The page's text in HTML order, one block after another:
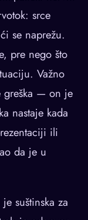
srce
se naprežu.
pre nego što
Važno
greška — on je
nastaje kada
ili
da je u
suštinska za